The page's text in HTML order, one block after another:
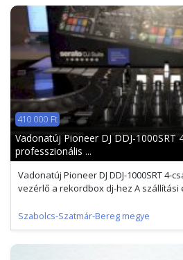
410 000 Ft
Vadonatúj Pioneer DJ DDJ-1000SRT
professzionális ...
Vadonatúj Pioneer DJ DDJ-1000SRT 4-
vezérlő a rekordbox dj-hez A szállítási
Szabolcs-Szatmár-Bereg megye